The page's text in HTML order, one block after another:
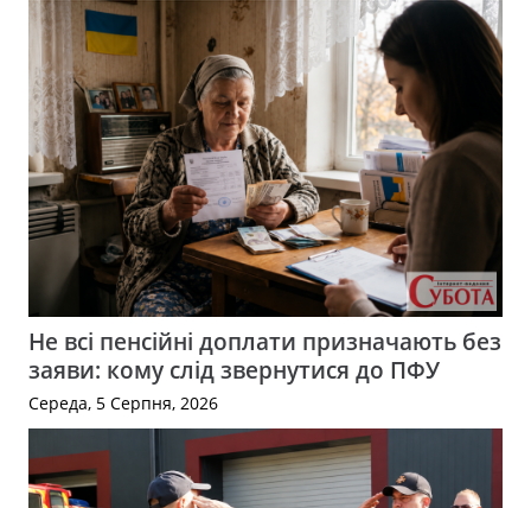
Не всі пенсійні доплати призначають без
заяви: кому слід звернутися до ПФУ
Середа, 5 Серпня, 2026